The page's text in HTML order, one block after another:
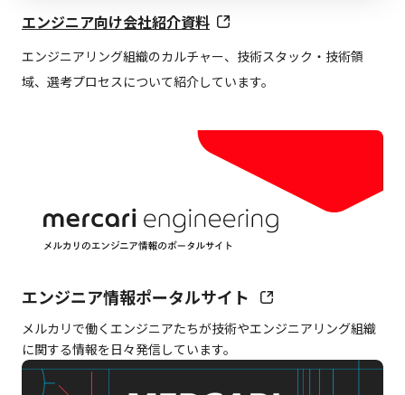
エンジニア向け会社紹介資料
エンジニアリング組織のカルチャー、技術スタック・技術領
域、選考プロセスについて紹介しています。
エンジニア情報ポータルサイト
メルカリで働くエンジニアたちが技術やエンジニアリング組織
に関する情報を日々発信しています。